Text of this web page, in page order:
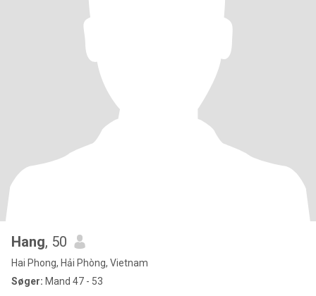
Hang, 50
Hai Phong, Hải Phòng, Vietnam
Søger: Mand 47 - 53